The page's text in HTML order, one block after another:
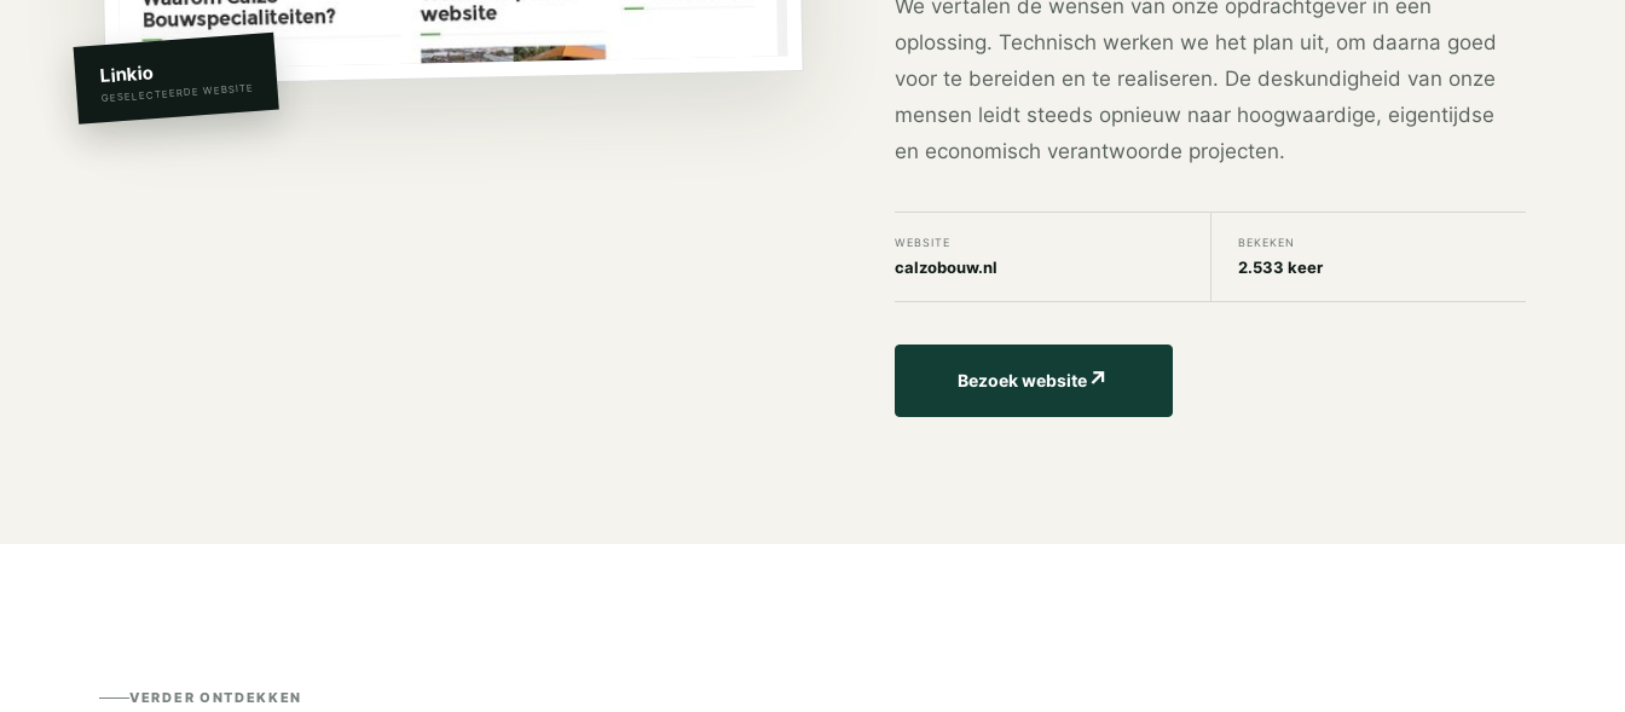
Linkio
GESELECTEERDE WEBSITE
We vertalen de wensen van onze opdrachtgever in een
oplossing. Technisch werken we het plan uit, om daarna goed
voor te bereiden en te realiseren. De deskundigheid van onze
mensen leidt steeds opnieuw naar hoogwaardige, eigentijdse
en economisch verantwoorde projecten.
WEBSITE
calzobouw.nl
BEKEKEN
2.533 keer
Bezoek website↗
VERDER ONTDEKKEN